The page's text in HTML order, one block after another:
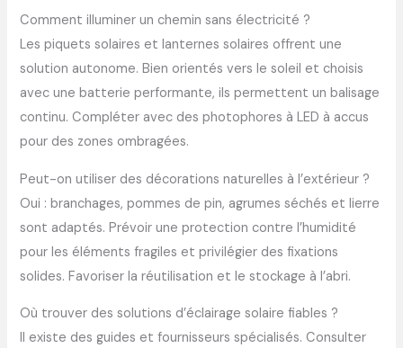
Comment illuminer un chemin sans électricité ?
Les piquets solaires et lanternes solaires offrent une
solution autonome. Bien orientés vers le soleil et choisis
avec une batterie performante, ils permettent un balisage
continu. Compléter avec des photophores à LED à accus
pour des zones ombragées.
Peut-on utiliser des décorations naturelles à l’extérieur ?
Oui : branchages, pommes de pin, agrumes séchés et lierre
sont adaptés. Prévoir une protection contre l’humidité
pour les éléments fragiles et privilégier des fixations
solides. Favoriser la réutilisation et le stockage à l’abri.
Où trouver des solutions d’éclairage solaire fiables ?
Il existe des guides et fournisseurs spécialisés. Consulter